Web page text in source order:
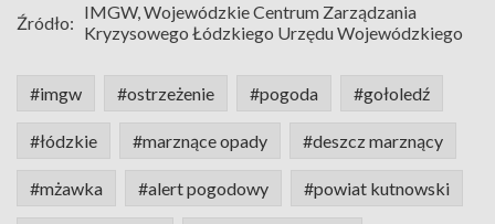
Źródło: IMGW, Wojewódzkie Centrum Zarządzania
Kryzysowego Łódzkiego Urzędu Wojewódzkiego
#imgw #ostrzeżenie #pogoda #gołoledź
#łódzkie #marznące opady #deszcz marznący
#mżawka #alert pogodowy #powiat kutnowski